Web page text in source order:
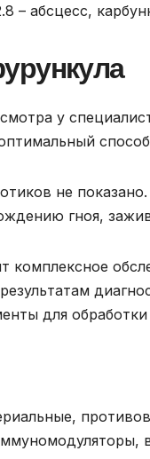
абсцесс,
у
не
гноя,
комплексное
для